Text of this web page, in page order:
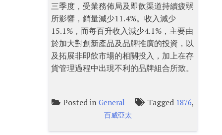
三季度，受業務佈局及即飲渠道持續疲弱
所影響，銷量減少11.4%。收入減少
15.1%，而每百升收入減少4.1%，主要由
於加大對創新產品及品牌推廣的投資，以
及拓展非即飲市場的相關投入，加上在存
貨管理過程中出現不利的品牌組合所致。
Posted inGeneral Tagged 1876,
百威亞太